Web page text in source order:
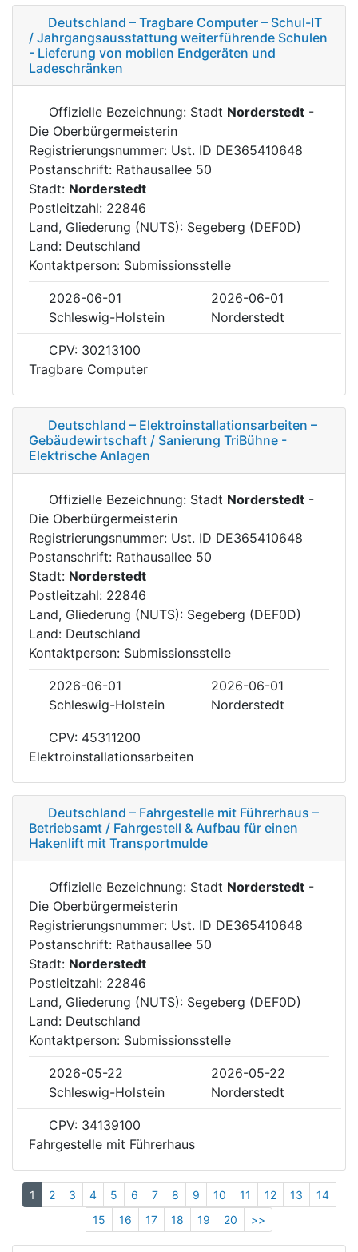
Deutschland – Tragbare Computer – Schul-IT
/ Jahrgangsausstattung weiterführende Schulen
- Lieferung von mobilen Endgeräten und
Ladeschränken
Offizielle Bezeichnung: Stadt Norderstedt -
Die Oberbürgermeisterin
Registrierungsnummer: Ust. ID DE365410648
Postanschrift: Rathausallee 50
Stadt: Norderstedt
Postleitzahl: 22846
Land, Gliederung (NUTS): Segeberg (DEF0D)
Land: Deutschland
Kontaktperson: Submissionsstelle
2026-06-01
2026-06-01
Schleswig-Holstein
Norderstedt
CPV: 30213100
Tragbare Computer
Deutschland – Elektroinstallationsarbeiten –
Gebäudewirtschaft / Sanierung TriBühne -
Elektrische Anlagen
Offizielle Bezeichnung: Stadt Norderstedt -
Die Oberbürgermeisterin
Registrierungsnummer: Ust. ID DE365410648
Postanschrift: Rathausallee 50
Stadt: Norderstedt
Postleitzahl: 22846
Land, Gliederung (NUTS): Segeberg (DEF0D)
Land: Deutschland
Kontaktperson: Submissionsstelle
2026-06-01
2026-06-01
Schleswig-Holstein
Norderstedt
CPV: 45311200
Elektroinstallationsarbeiten
Deutschland – Fahrgestelle mit Führerhaus –
Betriebsamt / Fahrgestell & Aufbau für einen
Hakenlift mit Transportmulde
Offizielle Bezeichnung: Stadt Norderstedt -
Die Oberbürgermeisterin
Registrierungsnummer: Ust. ID DE365410648
Postanschrift: Rathausallee 50
Stadt: Norderstedt
Postleitzahl: 22846
Land, Gliederung (NUTS): Segeberg (DEF0D)
Land: Deutschland
Kontaktperson: Submissionsstelle
2026-05-22
2026-05-22
Schleswig-Holstein
Norderstedt
CPV: 34139100
Fahrgestelle mit Führerhaus
1 2 3 4 5 6 7 8 9 10 11 12 13
14
15
16 17 18 19 20 >>